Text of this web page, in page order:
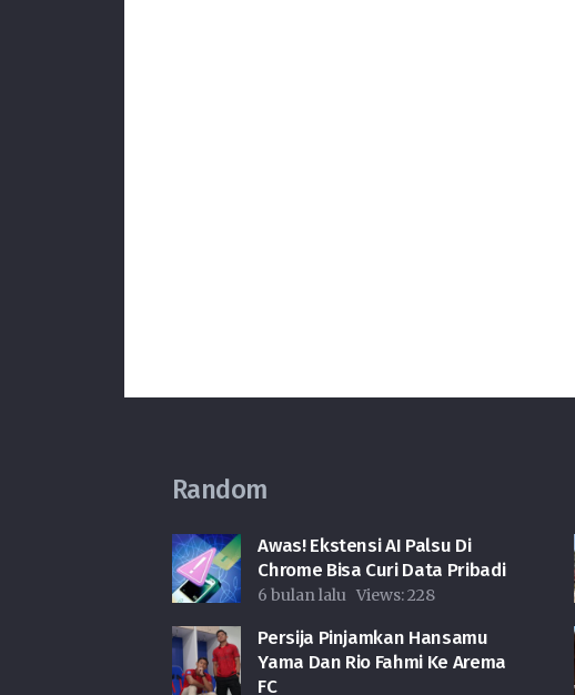
Random
Awas! Ekstensi AI Palsu Di
Chrome Bisa Curi Data Pribadi
6 bulan lalu Views:228
Persija Pinjamkan Hansamu
Yama Dan Rio Fahmi Ke Arema
FC